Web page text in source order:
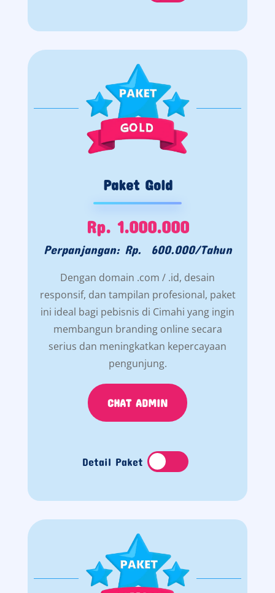
Paket Gold
Rp. 1.000.000
Perpanjangan: Rp. 600.000/Tahun
Dengan domain .com / .id, desain
responsif, dan tampilan profesional, paket
ini ideal bagi pebisnis di Cimahi yang ingin
membangun branding online secara
serius dan meningkatkan kepercayaan
pengunjung.
CHAT ADMIN
Detail Paket